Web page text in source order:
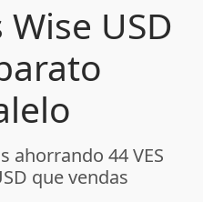
USD
ahorrando 44 VES
que vendas